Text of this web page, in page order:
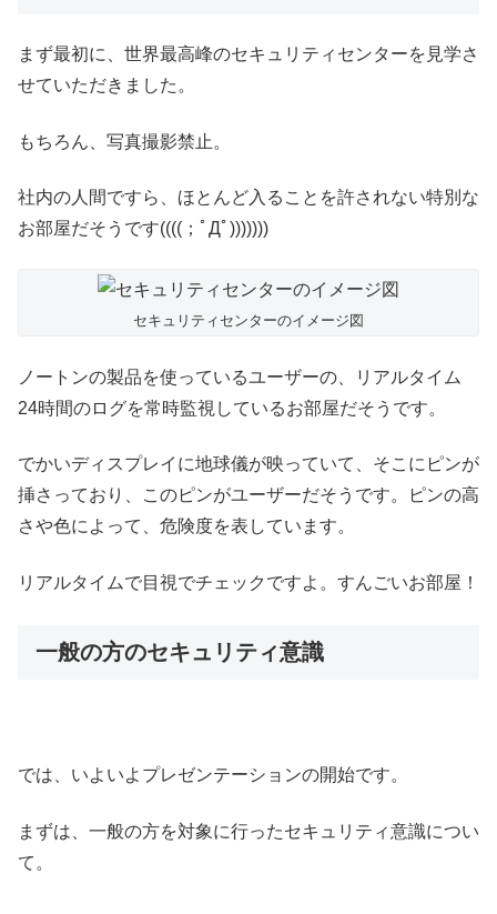
まず最初に、世界最高峰のセキュリティセンターを見学さ
せていただきました。
もちろん、写真撮影禁止。
社内の人間ですら、ほとんど入ることを許されない特別な
お部屋だそうです((((；ﾟДﾟ)))))))
セキュリティセンターのイメージ図
ノートンの製品を使っているユーザーの、リアルタイム
24時間のログを常時監視しているお部屋だそうです。
でかいディスプレイに地球儀が映っていて、そこにピンが
挿さっており、このピンがユーザーだそうです。ピンの高
さや色によって、危険度を表しています。
リアルタイムで目視でチェックですよ。すんごいお部屋！
一般の方のセキュリティ意識
では、いよいよプレゼンテーションの開始です。
まずは、一般の方を対象に行ったセキュリティ意識につい
て。